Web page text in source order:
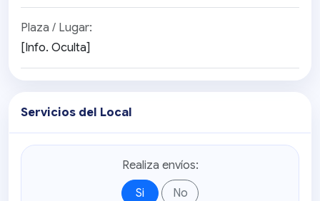
Plaza / Lugar:
[Info. Oculta]
Servicios del Local
Realiza envíos:
Si
No